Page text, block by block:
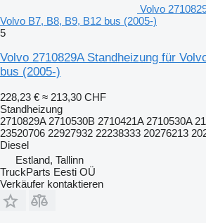
Volvo
Volvo B7, B8, B9, B12 bus (2005-)
5
Volvo 2710829A Standheizung für
bus (2005-)
228,23 € ≈ 213,30 CHF
Standheizung
2710829A 2710530B 2710421A 2710530A
23520706 22927932 22238333 20276213
Diesel
Estland, Tallinn
TruckParts Eesti OÜ
Verkäufer kontaktieren